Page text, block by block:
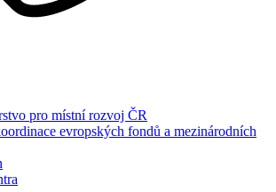
pro místní rozvoj ČR
evropských fondů a mezinárodních